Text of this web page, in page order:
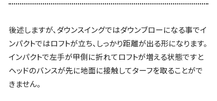
後述しますが、ダウンスイングではダウンブローになる事でイ
ンパクトではロフトが立ち、しっかり距離が出る形になります。
インパクトで左手が甲側に折れてロフトが増える状態ですと
ヘッドのバンスが先に地面に接触してターフを取ることがで
きません。